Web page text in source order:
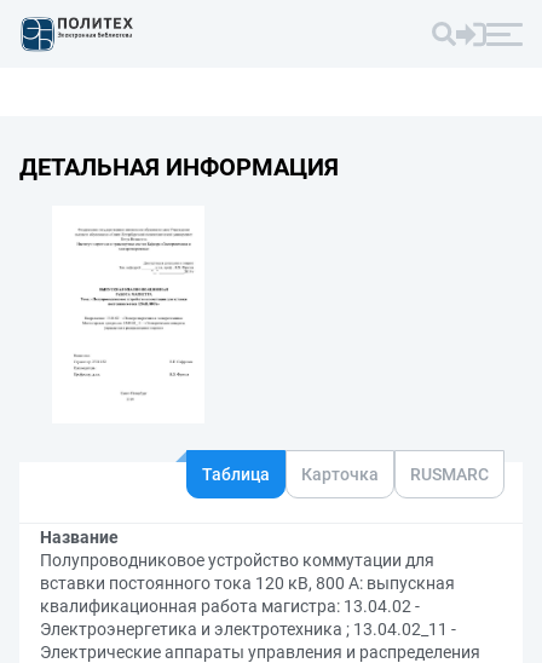
ДЕТАЛЬНАЯ ИНФОРМАЦИЯ
Таблица Карточка RUSMARC
Название
Полупроводниковое устройство коммутации для
вставки постоянного тока 120 кВ, 800 А: выпускная
квалификационная работа магистра: 13.04.02 -
Электроэнергетика и электротехника ; 13.04.02_11 -
Электрические аппараты управления и распределения